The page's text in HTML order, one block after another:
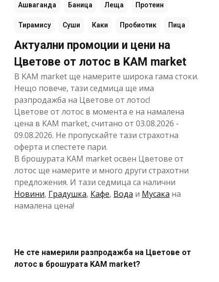
Ашваганда Баница Леща Протеин
Тирамису Суши Каки Пробиотик Пица
Актуални промоции и цени на
Цветове от лотос в KAM market
В KAM market ще намерите широка гама стоки.
Нещо повече, тази седмица ще има
разпродажба на Цветове от лотос!
Цветове от лотос в момента е на намалена
цена в KAM market, считано от 03.08.2026 -
09.08.2026. Не пропускайте тази страхотна
оферта и спестете пари.
В брошурата KAM market освен Цветове от
лотос ще намерите и много други страхотни
предложения. И тази седмица са налични
Новини, Градушка, Кафе, Вода и Мусака на
намалена цена!
Не сте намерили разпродажба на Цветове от
лотос в брошурата KAM market?